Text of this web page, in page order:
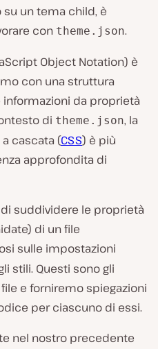
un tema child, è
con theme.json.
Object Notation) è
con una struttura
informazioni da proprietà
di theme.json, la
cascata (CSS) è più
approfondita di
suddividere le proprietà
di un file
sulle impostazioni
stili. Questi sono gli
e forniremo spiegazioni
per ciascuno di essi.
nel nostro precedente